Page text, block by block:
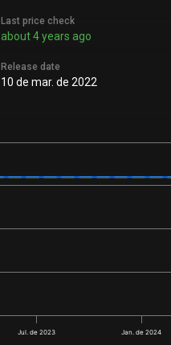
Last price check
about 4 years ago
Release date
10 de mar. de 2022
Jul. de 2023 Jan. de 2024